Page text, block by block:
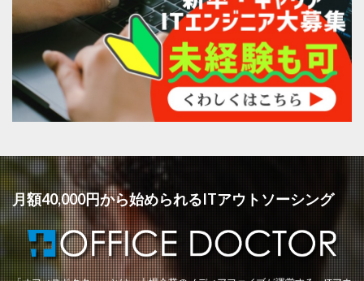
月額40,000円から始められるITアウトソーシング